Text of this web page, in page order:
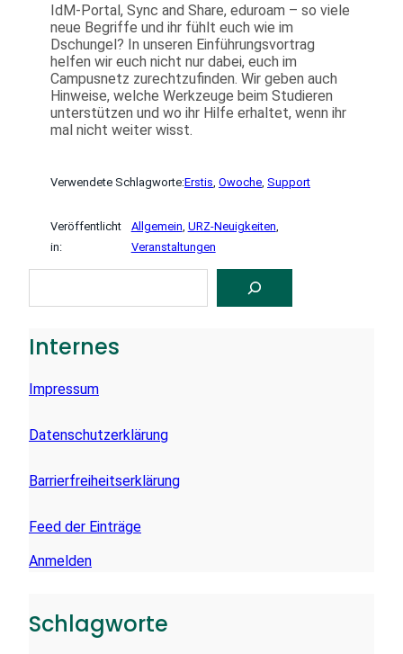
IdM-Portal, Sync and Share, eduroam – so viele
neue Begriffe und ihr fühlt euch wie im
Dschungel? In unseren Einführungsvortrag
helfen wir euch nicht nur dabei, euch im
Campusnetz zurechtzufinden. Wir geben auch
Hinweise, welche Werkzeuge beim Studieren
unterstützen und wo ihr Hilfe erhaltet, wenn ihr
mal nicht weiter wisst.
Verwendete Schlagworte:Erstis Owoche Support
Veröffentlicht
in:
Allgemein URZ-Neuigkeiten
Veranstaltungen
C
Internes
Impressum
Datenschutzerklärung
Barrierfreiheitserklärung
Feed der Einträge
Anmelden
Schlagworte